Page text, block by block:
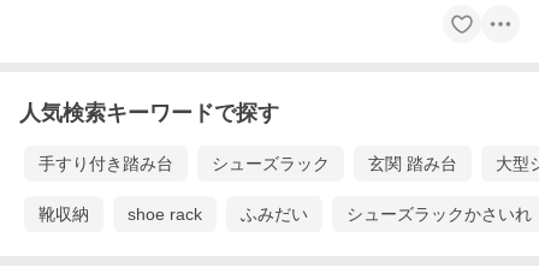
人気検索キーワードで探す
手すり付き踏み台 シューズラック 玄関 踏み台 大型
靴収納 shoe rack ふみだい シューズラックかさいれ